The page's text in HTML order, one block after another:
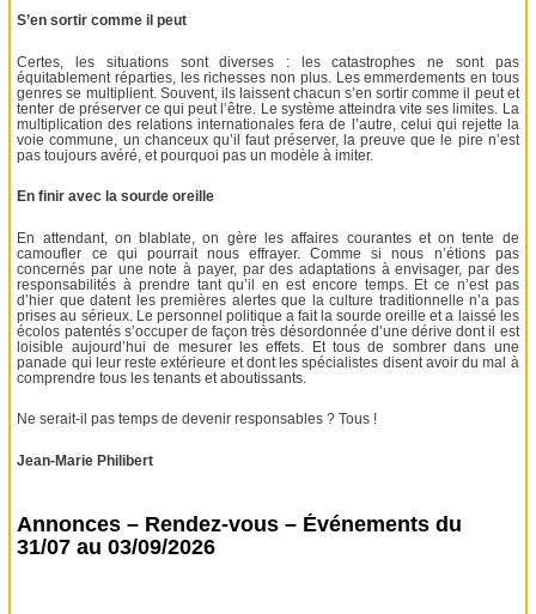
S’en sortir comme il peut
Certes, les situations sont diverses : les catastrophes ne sont pas
équitablement réparties, les richesses non plus. Les emmerdements en tous
genres se multiplient. Souvent, ils laissent chacun s’en sortir comme il peut et
tenter de préserver ce qui peut l’être. Le système atteindra vite ses limites. La
multiplication des relations internationales fera de l’autre, celui qui rejette la
voie commune, un chanceux qu’il faut préserver, la preuve que le pire n’est
pas toujours avéré, et pourquoi pas un modèle à imiter.
En finir avec la sourde oreille
En attendant, on blablate, on gère les affaires courantes et on tente de
camoufler ce qui pourrait nous effrayer. Comme si nous n’étions pas
concernés par une note à payer, par des adaptations à envisager, par des
responsabilités à prendre tant qu’il en est encore temps. Et ce n’est pas
d’hier que datent les premières alertes que la culture traditionnelle n’a pas
prises au sérieux. Le personnel politique a fait la sourde oreille et a laissé les
écolos patentés s’occuper de façon très désordonnée d’une dérive dont il est
loisible aujourd’hui de mesurer les effets. Et tous de sombrer dans une
panade qui leur reste extérieure et dont les spécialistes disent avoir du mal à
comprendre tous les tenants et aboutissants.
Ne serait-il pas temps de devenir responsables ? Tous !
Jean-Marie Philibert
Annonces – Rendez-vous – Événements du
31/07 au 03/09/2026